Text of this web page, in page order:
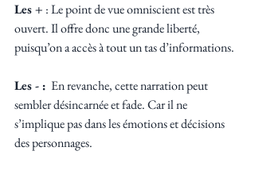
Les + : Le point de vue omniscient est très
ouvert. Il offre donc une grande liberté,
puisqu’on a accès à tout un tas d’informations.
Les - : En revanche, cette narration peut
sembler désincarnée et fade. Car il ne
s’implique pas dans les émotions et décisions
des personnages.